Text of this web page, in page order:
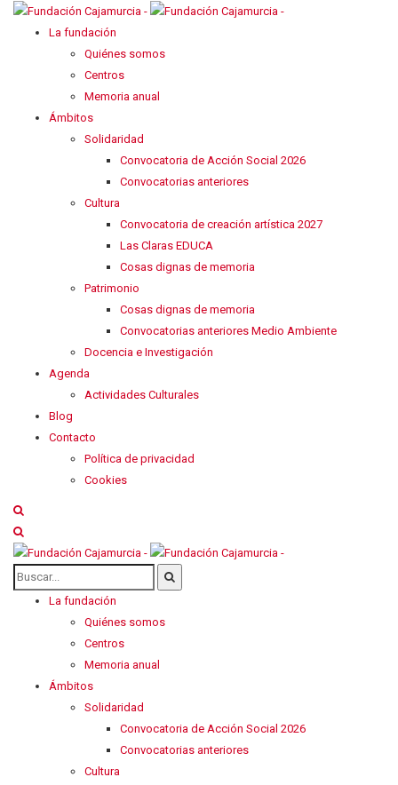
La fundación
Quiénes somos
Centros
Memoria anual
Ámbitos
Solidaridad
Convocatoria de Acción Social 2026
Convocatorias anteriores
Cultura
Convocatoria de creación artística 2027
Las Claras EDUCA
Cosas dignas de memoria
Patrimonio
Cosas dignas de memoria
Convocatorias anteriores Medio Ambiente
Docencia e Investigación
Agenda
Actividades Culturales
Blog
Contacto
Política de privacidad
Cookies
La fundación
Quiénes somos
Centros
Memoria anual
Ámbitos
Solidaridad
Convocatoria de Acción Social 2026
Convocatorias anteriores
Cultura